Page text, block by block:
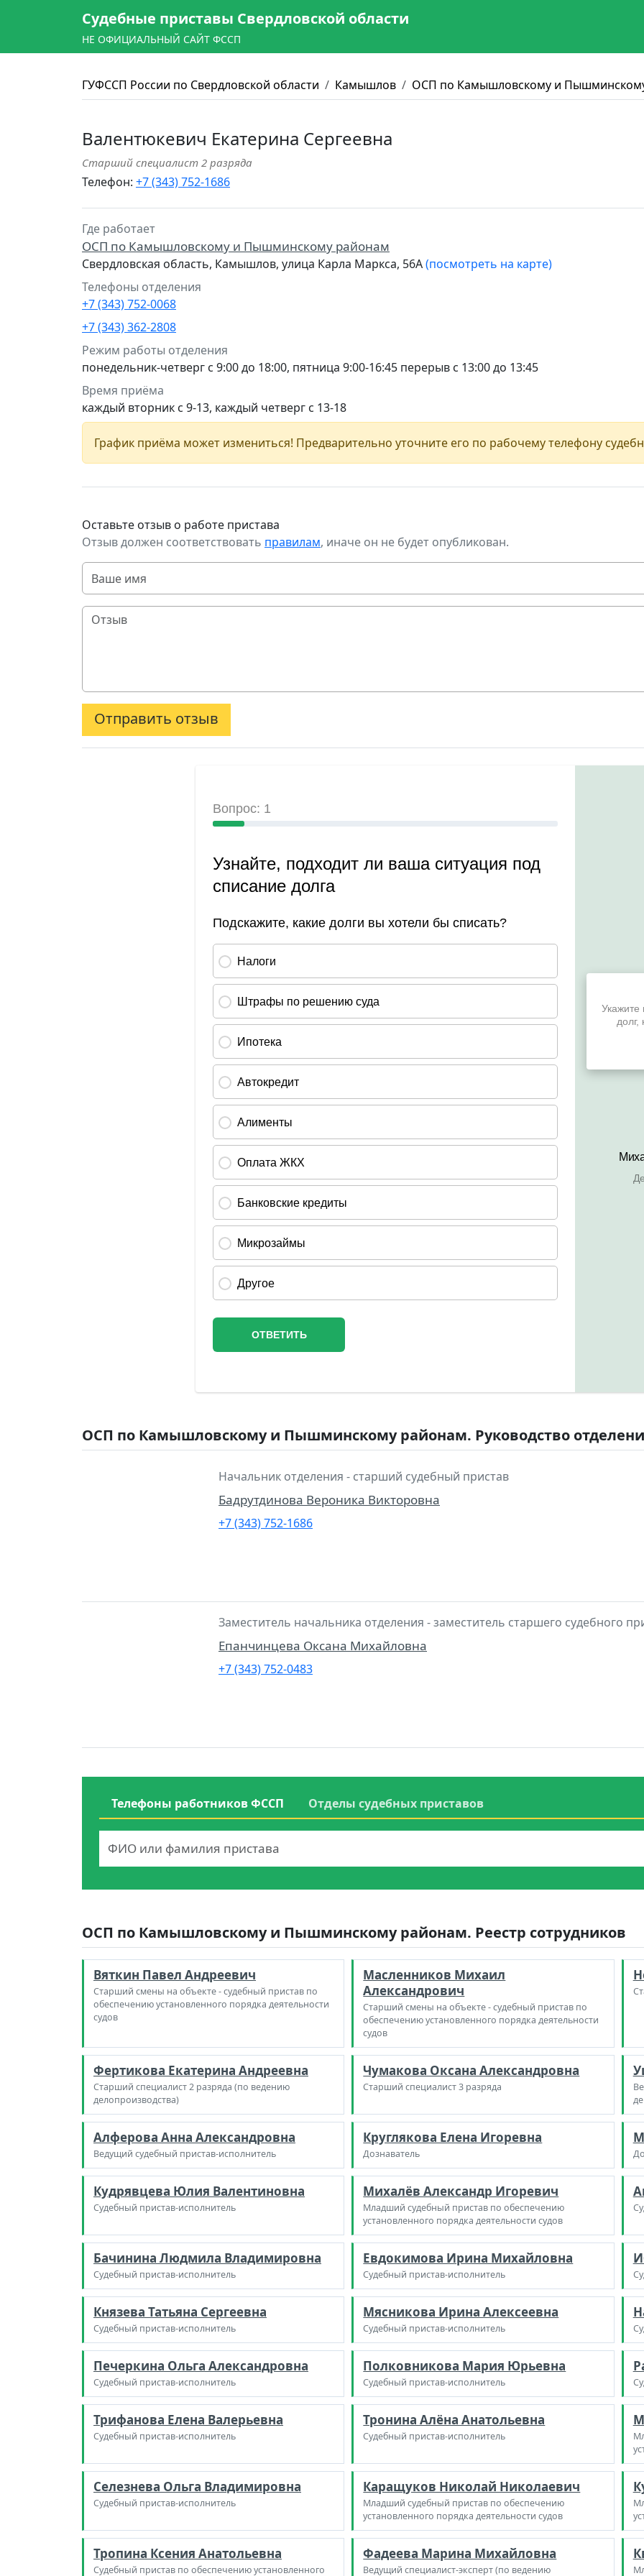
Судебные приставы Свердловской области
НЕ ОФИЦИАЛЬНЫЙ САЙТ ФССП
ГУФССП России по Свердловской области Камышлов ОСП по Камышловскому и
Валентюкевич Екатерина Сергеевна
Старший специалист 2 разряда
Телефон: +7 (343) 752-1686
Где работает
ОСП по Камышловскому и Пышминскому районам
Свердловская область, Камышлов, улица Карла Маркса, 56А(посмотреть на карте)
Телефоны отделения
+7 (343) 752-0068
+7 (343) 362-2808
Режим работы отделения
понедельник-четверг с 9:00 до 18:00, пятница 9:00-16:45 перерыв с 13:00 до 13:45
Время приёма
каждый вторник с 9-13, каждый четверг с 13-18
График приёма может измениться! Предварительно уточните его по рабочему телефону
Оставьте отзыв о работе пристава
Отзыв должен соответствовать правилам, иначе он не будет опубликован.
Отправить отзыв
ОСП по Камышловскому и Пышминскому районам. Руководство
Начальник отделения - старший судебный пристав
Бадрутдинова Вероника Викторовна
+7 (343) 752-1686
Заместитель начальника отделения - заместитель старшего судебного
Епанчинцева Оксана Михайловна
+7 (343) 752-0483
Телефоны работников ФССП Отделы судебных приставов
ОСП по Камышловскому и Пышминскому районам. Реестр сотрудников
Вяткин Павел Андреевич
Старший смены на объекте - судебный пристав по
обеспечению установленного порядка деятельности
судов
Масленников Михаил
Александрович
Старший смены на объекте - судебный пристав по
обеспечению установленного порядка деятельности
судов
Фертикова Екатерина Андреевна
Старший специалист 2 разряда (по ведению
делопроизводства)
Чумакова Оксана Александровна
Старший специалист 3 разряда
Алферова Анна Александровна
Ведущий судебный пристав-исполнитель
Круглякова Елена Игоревна
Дознаватель
Кудрявцева Юлия Валентиновна
Судебный пристав-исполнитель
Михалёв Александр Игоревич
Младший судебный пристав по обеспечению
установленного порядка деятельности судов
Бачинина Людмила Владимировна
Судебный пристав-исполнитель
Евдокимова Ирина Михайловна
Судебный пристав-исполнитель
Князева Татьяна Сергеевна
Судебный пристав-исполнитель
Мясникова Ирина Алексеевна
Судебный пристав-исполнитель
Печеркина Ольга Александровна
Судебный пристав-исполнитель
Полковникова Мария Юрьевна
Судебный пристав-исполнитель
Трифанова Елена Валерьевна
Судебный пристав-исполнитель
Тронина Алёна Анатольевна
Судебный пристав-исполнитель
Селезнева Ольга Владимировна
Судебный пристав-исполнитель
Каращуков Николай Николаевич
Младший судебный пристав по обеспечению
установленного порядка деятельности судов
Тропина Ксения Анатольевна
Судебный пристав по обеспечению установленного
Фадеева Марина Михайловна
Ведущий специалист-эксперт (по ведению